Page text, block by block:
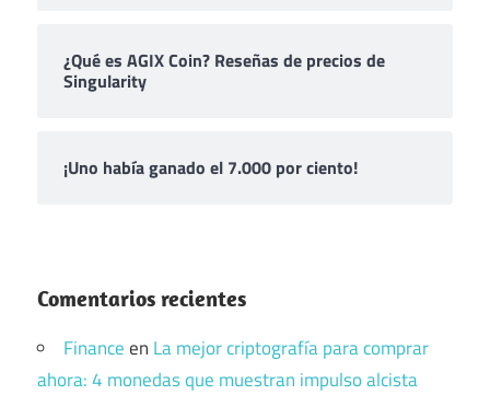
¿Qué es AGIX Coin? Reseñas de precios de
Singularity
¡Uno había ganado el 7.000 por ciento!
Comentarios recientes
Financeen La mejor criptografía para comprar
ahora: 4 monedas que muestran impulso alcista